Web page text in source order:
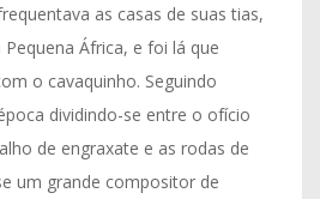
as casas de suas tias,
África, e foi lá que
o cavaquinho. Seguindo
dividindo-se entre o ofício
de engraxate e as rodas de
um grande compositor de